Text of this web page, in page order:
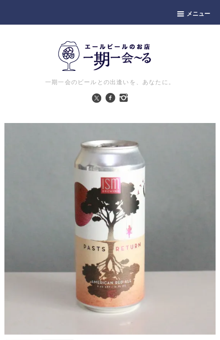
メニュー
一期一会のビールとの出逢いを、あなたに。